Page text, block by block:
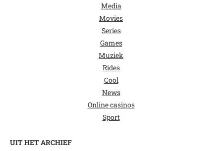
Media
Movies
Series
Games
Muziek
Rides
Cool
News
Online casinos
Sport
UIT HET ARCHIEF